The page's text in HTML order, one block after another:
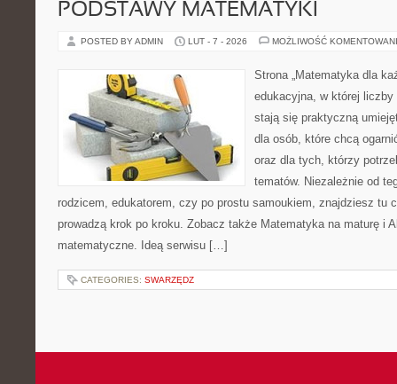
PODSTAWY MATEMATYKI
POSTED BY ADMIN LUT - 7 - 2026 MOŻLIWOŚĆ
Strona „Matematyka dla
edukacyjna, w której
stają się praktyczną
dla osób, które chcą
oraz dla tych, którzy
tematów. Niezależnie od
rodzicem, edukatorem, czy po prostu samoukiem, znajdziesz tu
prowadzą krok po kroku. Zobacz także Matematyka na maturę i
matematyczne. Ideą serwisu […]
CATEGORIES: SWARZĘDZ